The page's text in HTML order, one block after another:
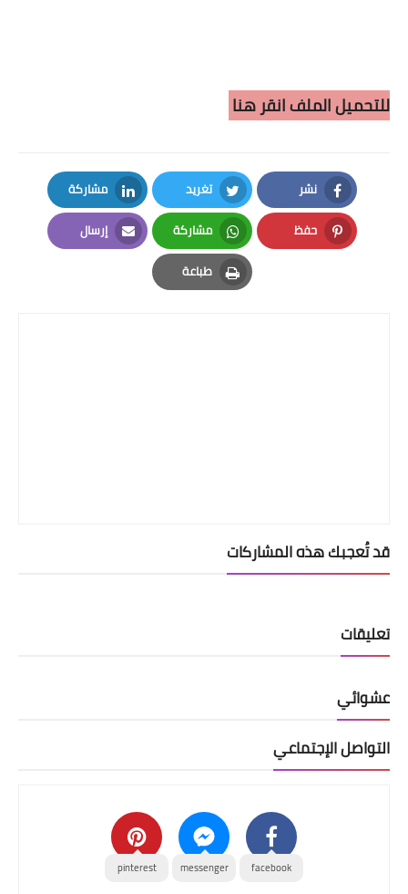
للتحميل الملف انقر هنا
نشر
Facebook
تغريد
Twitter
مشاركة
LinkedIn
حفظ
Pinterest
مشاركة
Whatsapp
إرسال
Email
طباعة
Print
قد تُعجبك هذه المشاركات
تعليقات
عشوائي
التواصل الإجتماعي
facebook
messenger
pinterest